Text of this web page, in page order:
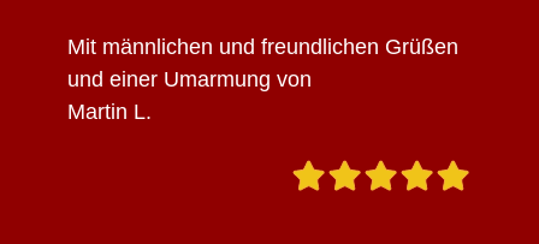
Mit männlichen und freundlichen Grüßen
und einer Umarmung von
Martin L.